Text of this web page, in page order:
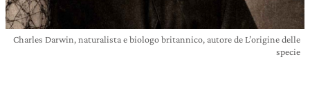
Charles Darwin, naturalista e biologo britannico, autore de L’origine delle
specie